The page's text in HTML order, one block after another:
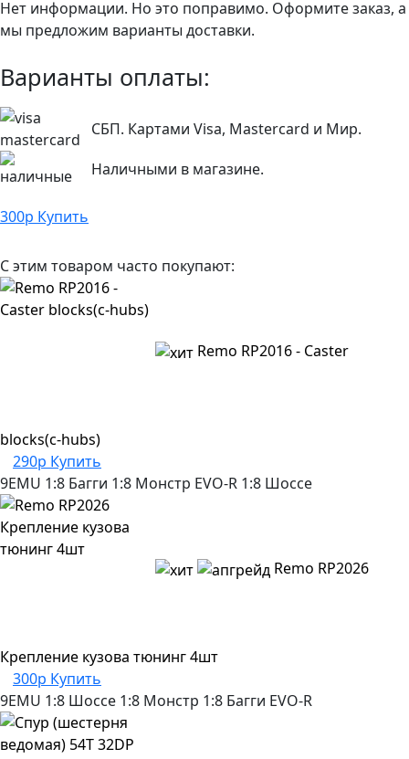
Нет информации. Но это поправимо. Оформите заказ, а
мы предложим варианты доставки.
Варианты оплаты:
СБП. Картами Visa, Mastercard и Мир.
Наличными в магазине.
300р Купить
С этим товаром часто покупают:
Remo RP2016 - Caster
blocks(c-hubs)
290р Купить
9EMU 1:8 Багги 1:8 Монстр EVO-R 1:8 Шоссе
Remo RP2026
Крепление кузова тюнинг 4шт
300р Купить
9EMU 1:8 Шоссе 1:8 Монстр 1:8 Багги EVO-R